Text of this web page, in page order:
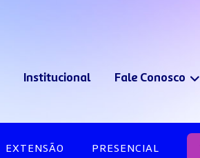
Institucional Fale Conosco
EXTENSÃO PRESENCIAL